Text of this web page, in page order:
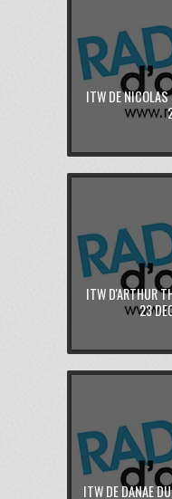
ITW DE NICOLAS
ITW D'ARTHUR
23
ITW DE DANAE